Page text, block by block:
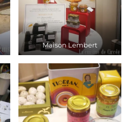
Maison Lembert